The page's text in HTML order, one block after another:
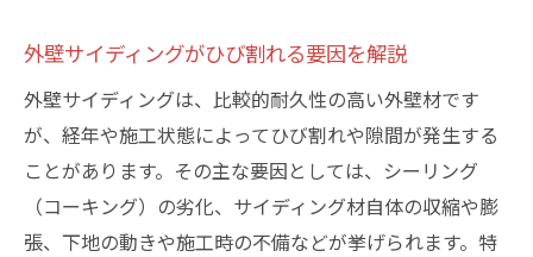
外壁サイディングがひび割れる要因を解説
外壁サイディングは、比較的耐久性の高い外壁材です
が、経年や施工状態によってひび割れや隙間が発生する
ことがあります。その主な要因としては、シーリング
（コーキング）の劣化、サイディング材自体の収縮や膨
張、下地の動きや施工時の不備などが挙げられます。特